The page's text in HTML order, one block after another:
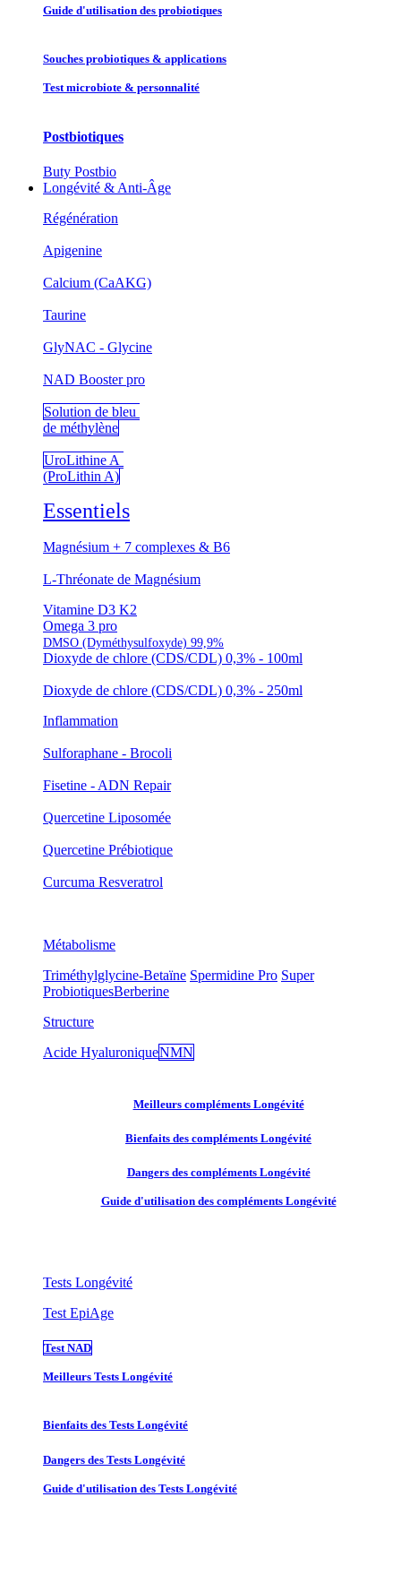
Guide d'utilisation des probiotiques
Souches probiotique​s & applications
Test microbiote & personnalité
Postbiotiques
Buty Postbio
Longévité & Anti-Âge
Régénération
Apigenine
Calcium (CaAKG)
Taurine
GlyNAC - Glycine
NAD Booster pro
Solution de bleu
de méthylène
UroLithine A
(ProLithin A)
Essentiels
Magnésium + 7 complexes & B6
L-Thréonate de Magnésium
Vitamine D3 K2
Omega 3 pro
DMSO (Dyméthysulfoxyde) 99,9%
Dioxyde de chlore (CDS/CDL) 0,3% - 100ml
Dioxyde de chlore (CDS/CDL) 0,3% - 250ml
Inflammation
Sulforaphane - Brocoli
Fisetine - ADN Repair
Quercetine Liposomée
Quercetine Prébiotique
Curcuma Resveratrol
Métabolisme
Triméthylglycine-Betaïne Spermidine Pro Super
ProbiotiquesBerberine
Structure
Acide HyaluroniqueNMN
Meilleurs compléments Longévité
Bienfaits des compléments Longévité
Dangers des compléments Longévité
Guide d'utilisation des compléments Longévité
Tests Longévité
Test EpiAge
Test NAD
Meilleurs Tests Longévité
Bienfaits des Tests Longévité
Dangers des Tests Longévité
Guide d'utilisation des Tests Longévité